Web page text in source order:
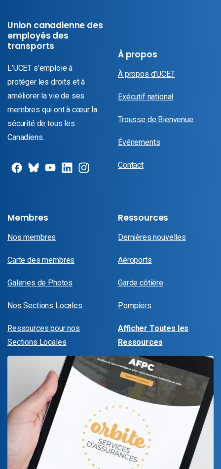
Union canadienne des
employés des
transports
L’UCET s’emploie à
protéger les droits et à
améliorer la vie de ses
membres qui ont à cœur la
sécurité de tous les
Canadiens.
À propos
À propos d’UCET
Exécutif national
Trousse de Bienvenue
Événements
Contact
Membres
Nos membres
Carte des membres
Galeries de Photos
Nos Sections Locales
Ressources pour nos
Sections Locales
Ressources
Dernières nouvelles
Aéroports
Garde côtière
Pompiers
Afficher Toutes les
Ressources